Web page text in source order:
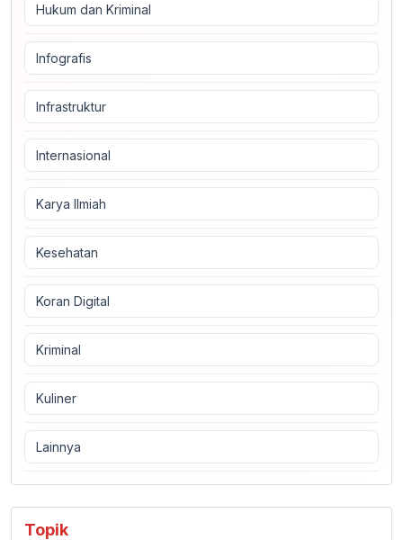
Hukum dan Kriminal
Infografis
Infrastruktur
Internasional
Karya Ilmiah
Kesehatan
Koran Digital
Kriminal
Kuliner
Lainnya
Topik